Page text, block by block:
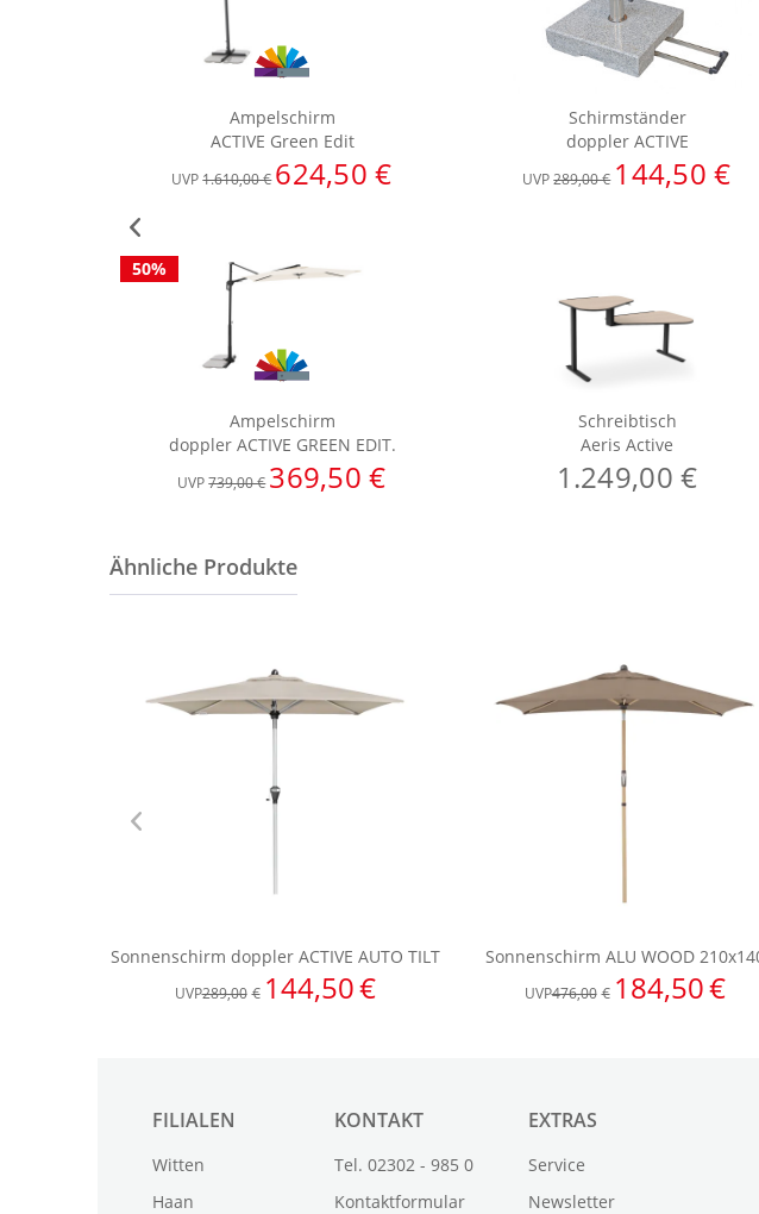
Ampelschirm
ACTIVE Green Edit
UVP1.610,00 € 624,50 €
50%
Ampelschirm
doppler ACTIVE GREEN EDIT.
UVP739,00 € 369,50 €
Schirmständer
doppler ACTIVE
UVP289,00 € 144,50 €
Schreibtisch
Aeris Active
1.249,00 €
FILIALEN
Witten
Haan
KONTAKT
Tel. 02302 - 985 0
Kontaktformular
EXTRAS
Service
Newsletter